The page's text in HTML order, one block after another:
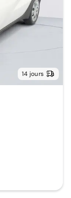
14 jours